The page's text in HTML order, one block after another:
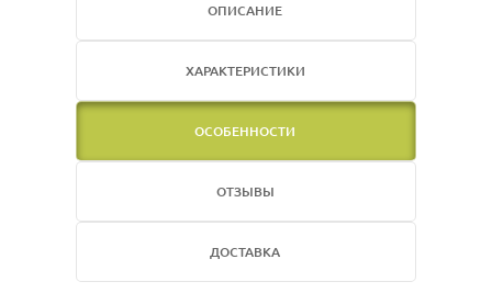
ОПИСАНИЕ
ХАРАКТЕРИСТИКИ
ОСОБЕННОСТИ
ОТЗЫВЫ
ДОСТАВКА